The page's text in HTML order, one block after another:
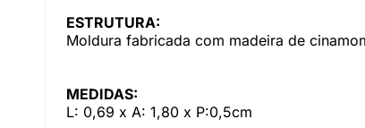
ESTRUTURA:
Moldura fabricada com madeira de
MEDIDAS:
L: 0,69 x A: 1,80 x P:0,5cm